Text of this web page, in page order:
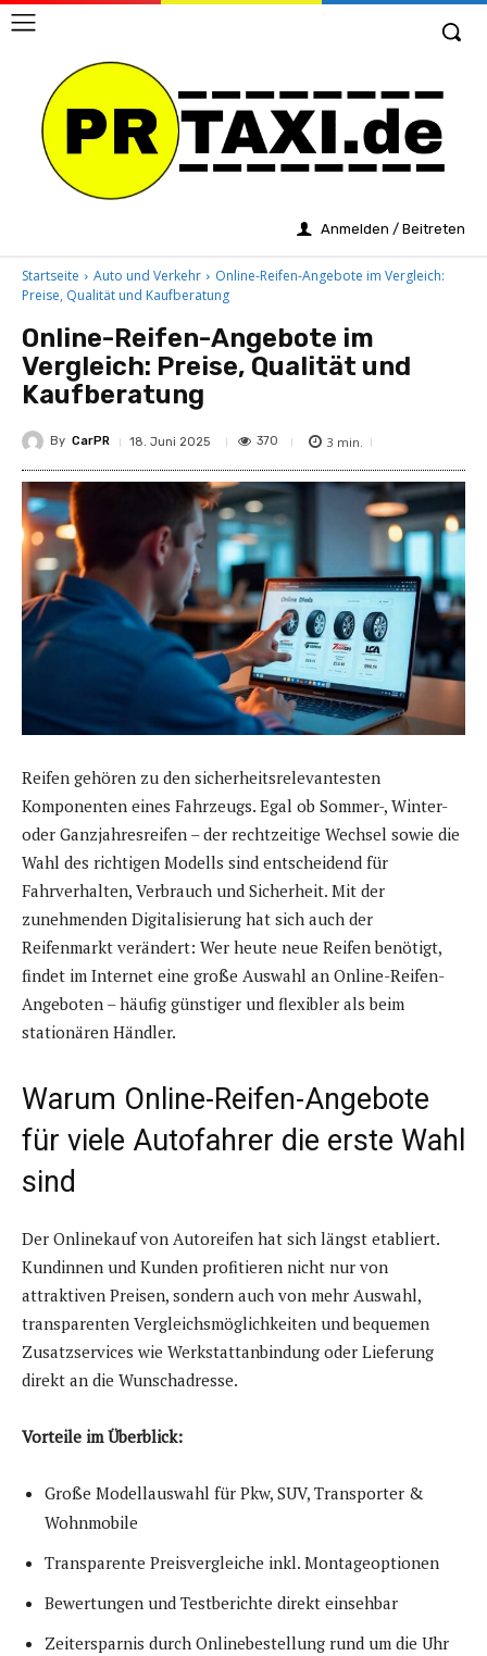
Anmelden / Beitreten
Startseite Auto und Verkehr
Online-Reifen-Angebote im Vergleich:
Preise, Qualität und Kaufberatung
Online-Reifen-Angebote im
Vergleich: Preise, Qualität und
Kaufberatung
By CarPR 18. Juni 2025 370 3 min.
Reifen gehören zu den sicherheitsrelevantesten
Komponenten eines Fahrzeugs. Egal ob Sommer-, Winter-
oder Ganzjahresreifen – der rechtzeitige Wechsel sowie die
Wahl des richtigen Modells sind entscheidend für
Fahrverhalten, Verbrauch und Sicherheit. Mit der
zunehmenden Digitalisierung hat sich auch der
Reifenmarkt verändert: Wer heute neue Reifen benötigt,
findet im Internet eine große Auswahl an Online-Reifen-
Angeboten – häufig günstiger und flexibler als beim
stationären Händler.
Warum Online-Reifen-Angebote
für viele Autofahrer die erste Wahl
sind
Der Onlinekauf von Autoreifen hat sich längst etabliert.
Kundinnen und Kunden profitieren nicht nur von
attraktiven Preisen, sondern auch von mehr Auswahl,
transparenten Vergleichsmöglichkeiten und bequemen
Zusatzservices wie Werkstattanbindung oder Lieferung
direkt an die Wunschadresse.
Vorteile im Überblick:
Große Modellauswahl für Pkw, SUV, Transporter &
Wohnmobile
Transparente Preisvergleiche inkl. Montageoptionen
Bewertungen und Testberichte direkt einsehbar
Zeitersparnis durch Onlinebestellung rund um die Uhr